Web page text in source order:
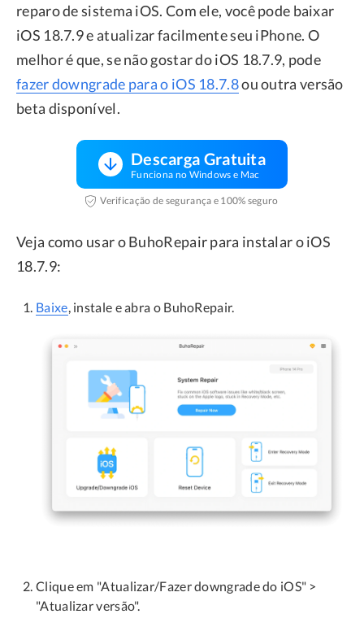
reparo de sistema iOS. Com ele, você pode baixar
iOS 18.7.9 e atualizar facilmente seu iPhone. O
melhor é que, se não gostar do iOS 18.7.9, pode
fazer downgrade para o iOS 18.7.8ou outra versão
beta disponível.
Descarga Gratuita
Funciona no Windows e Mac
Verificação de segurança e 100% seguro
Veja como usar o BuhoRepair para instalar o iOS
18.7.9:
Baixe, instale e abra o BuhoRepair.
Clique em "Atualizar/Fazer downgrade do iOS" >
"Atualizar versão".